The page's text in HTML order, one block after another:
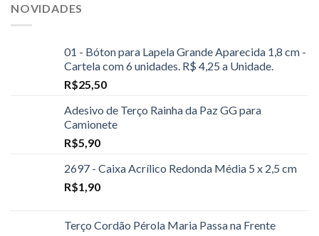
NOVIDADES
01 - Bóton para Lapela Grande Aparecida 1,8 cm -
Cartela com 6 unidades. R$ 4,25 a Unidade.
R$25,50
Adesivo de Terço Rainha da Paz GG para
Camionete
R$5,90
2697 - Caixa Acrílico Redonda Média 5 x 2,5 cm
R$1,90
Terço Cordão Pérola Maria Passa na Frente